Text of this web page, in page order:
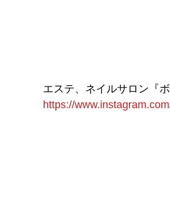
エステ、ネイルサロン『
https://